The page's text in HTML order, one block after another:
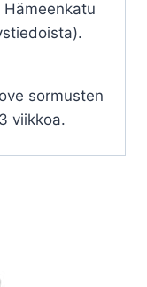
sormusten
viikkoa.